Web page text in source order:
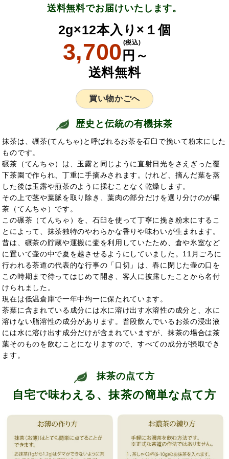
送料無料でお届けいたします。
2g×12本入り×１個
3,700 円～
(税込)
送料無料
買い物かごへ
歴史と伝統の有機抹茶
抹茶は、碾茶(てんちゃ)と呼ばれるお茶を石臼で挽いて粉末にした
ものです。
碾茶（てんちゃ）は、玉露と同じように直射日光をさえぎった覆
下茶園で作られ、丁重に手摘みされます。けれど、摘んだ葉を蒸
した後は玉露や煎茶のように揉むことなく乾燥します。
その上で茎や葉脈を取り除き、葉肉の部分だけを選り分けのが碾
茶（てんちゃ）です。
この碾茶（てんちゃ）を、石臼を使って丁寧に挽き粉末にするこ
とによって、抹茶独特のやわらかな香りや味わいが生まれます。
昔は、碾茶の貯蔵や運搬に壷を利用していたため、倉や氷室など
に置いて壷の中で夏を越させるようにしていました。11月ごろに
行われる茶道の代表的な行事の「口切」は、春に閉じた壷の口を
この時期まで待ってはじめて開き、客人に披露したことから名付
けられました。
現在は低温倉庫で一年中均一に保たれています。
茶葉に含まれている成分には水に溶け出す水溶性の成分と、水に
溶けない脂溶性の成分があります。普段飲んでいるお茶の浸出液
には水に溶け出す成分だけが含まれていますが、抹茶の場合は茶
葉そのものを飲むことになりますので、すべての成分が摂取でき
ます。
抹茶の点て方
自宅で味わえる、抹茶の簡単な点て方